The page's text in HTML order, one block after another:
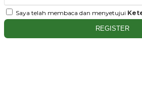
Saya telah membaca dan menyetujui
REGISTER